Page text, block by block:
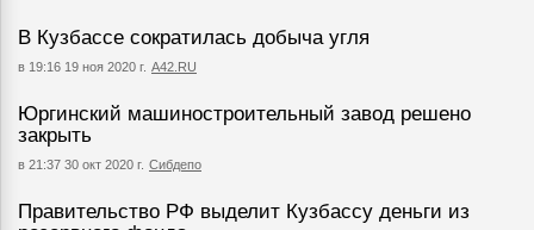
В Кузбассе сократилась добыча угля
в 19:16 19 ноя 2020 г. А42.RU
Юргинский машиностроительный завод решено
закрыть
в 21:37 30 окт 2020 г. Сибдепо
Правительство РФ выделит Кузбассу деньги из